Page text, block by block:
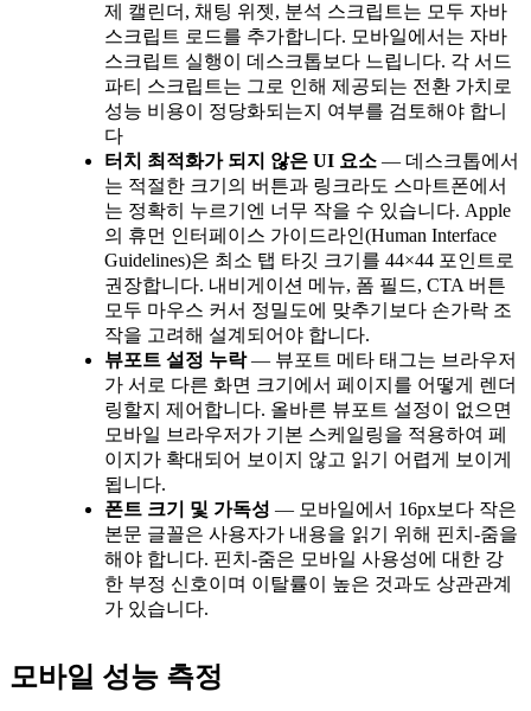
제 캘린더, 채팅 위젯, 분석 스크립트는 모두 자바
스크립트 로드를 추가합니다. 모바일에서는 자바
스크립트 실행이 데스크톱보다 느립니다. 각 서드
파티 스크립트는 그로 인해 제공되는 전환 가치로
성능 비용이 정당화되는지 여부를 검토해야 합니
다
터치 최적화가 되지 않은 UI 요소 — 데스크톱에서
는 적절한 크기의 버튼과 링크라도 스마트폰에서
는 정확히 누르기엔 너무 작을 수 있습니다. Apple
의 휴먼 인터페이스 가이드라인(Human Interface
Guidelines)은 최소 탭 타깃 크기를 44×44 포인트로
권장합니다. 내비게이션 메뉴, 폼 필드, CTA 버튼
모두 마우스 커서 정밀도에 맞추기보다 손가락 조
작을 고려해 설계되어야 합니다.
뷰포트 설정 누락— 뷰포트 메타 태그는 브라우저
가 서로 다른 화면 크기에서 페이지를 어떻게 렌더
링할지 제어합니다. 올바른 뷰포트 설정이 없으면
모바일 브라우저가 기본 스케일링을 적용하여 페
이지가 확대되어 보이지 않고 읽기 어렵게 보이게
됩니다.
폰트 크기 및 가독성 — 모바일에서 16px보다 작은
본문 글꼴은 사용자가 내용을 읽기 위해 핀치-줌을
해야 합니다. 핀치-줌은 모바일 사용성에 대한 강
한 부정 신호이며 이탈률이 높은 것과도 상관관계
가 있습니다.
모바일 성능 측정